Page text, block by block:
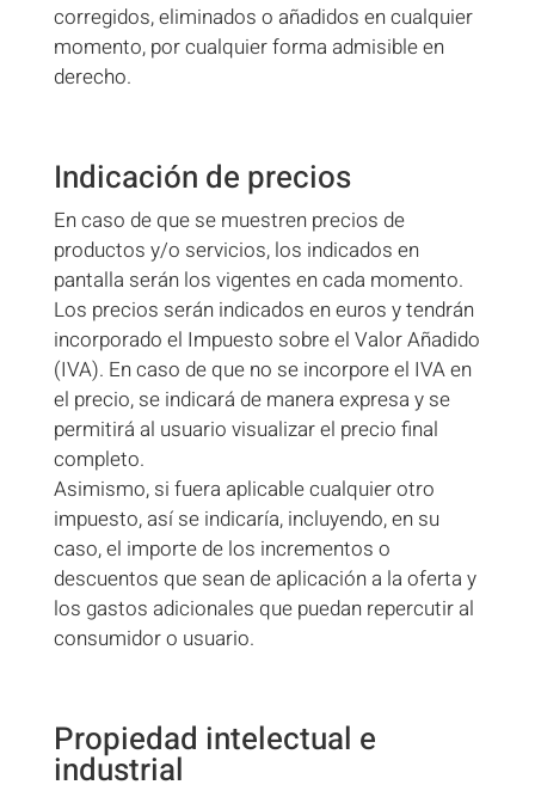
corregidos, eliminados o añadidos en cualquier
momento, por cualquier forma admisible en
derecho.
Indicación de precios
En caso de que se muestren precios de
productos y/o servicios, los indicados en
pantalla serán los vigentes en cada momento.
Los precios serán indicados en euros y tendrán
incorporado el Impuesto sobre el Valor Añadido
(IVA). En caso de que no se incorpore el IVA en
el precio, se indicará de manera expresa y se
permitirá al usuario visualizar el precio final
completo.
Asimismo, si fuera aplicable cualquier otro
impuesto, así se indicaría, incluyendo, en su
caso, el importe de los incrementos o
descuentos que sean de aplicación a la oferta y
los gastos adicionales que puedan repercutir al
consumidor o usuario.
Propiedad intelectual e
industrial